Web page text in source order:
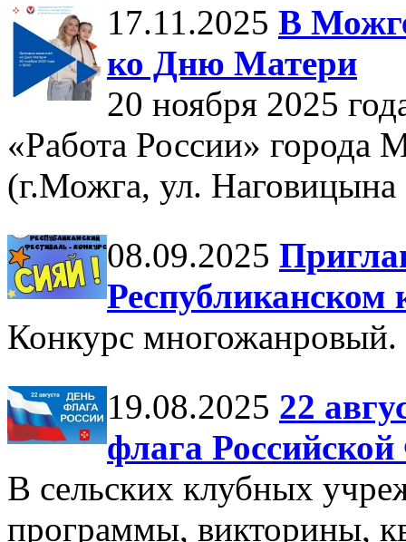
17.11.2025 В
ко Дню Матери
20 ноября 2025
«Работа России»
(г.Можга, ул. Наговицына
08.09.2025
Республиканском
Конкурс многожанровый.
19.08.2025 22
флага
В сельских клубных
программы, викторины,